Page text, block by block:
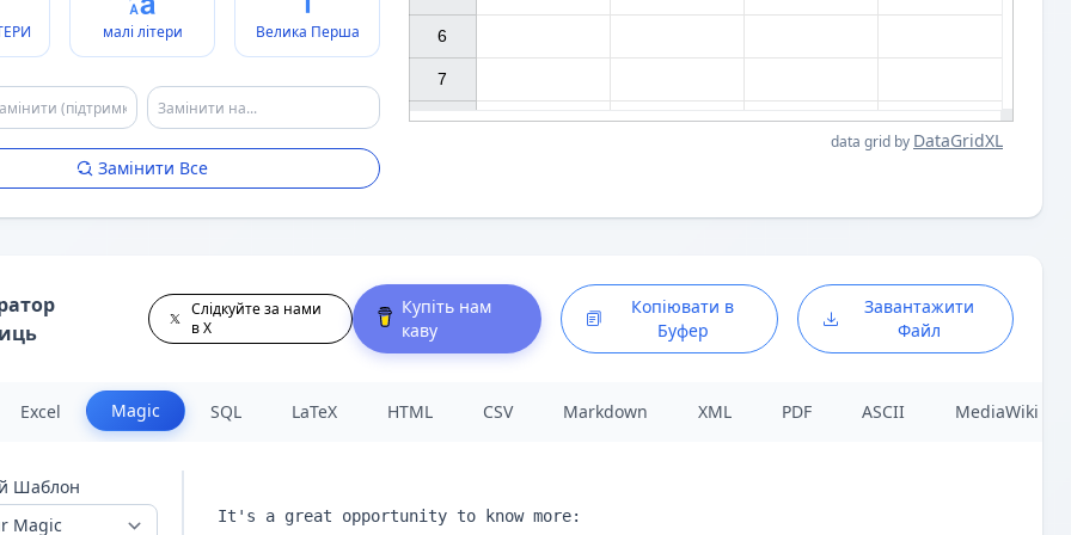
малі літери Велика Перша
Замінити Все
data grid by DataGridXL
6
7
Слідкуйте за нами
в X
Купіть нам
каву
Копіювати в
Буфер
Завантажити
Файл
Excel Magic SQL LaTeX HTML CSV Markdown XML PDF ASCII MediaWiki
Шаблон
Опис
Підтримувані JS Методи
Методи рядків
рядок рядком після
рядків
код, напр: {x new Date()}